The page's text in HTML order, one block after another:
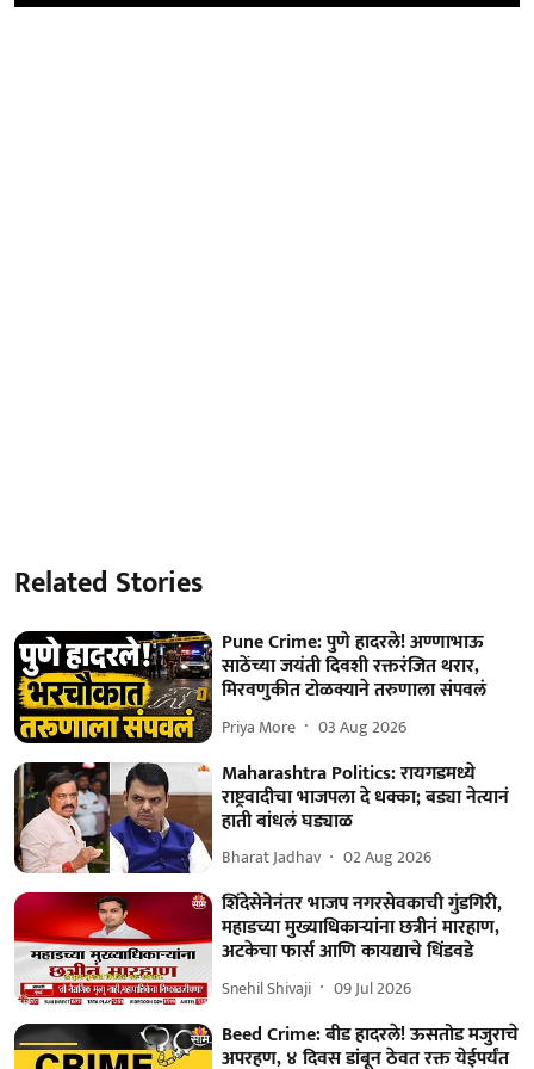
Related Stories
Pune Crime: पुणे हादरले! अण्णाभाऊ
साठेंच्या जयंती दिवशी रक्तरंजित थरार,
मिरवणुकीत टोळक्याने तरुणाला संपवलं
Priya More 03 Aug 2026
Maharashtra Politics: रायगडमध्ये
राष्ट्रवादीचा भाजपला दे धक्का; बड्या नेत्यानं
हाती बांधलं घड्याळ
Bharat Jadhav 02 Aug 2026
शिंदेसेनेनंतर भाजप नगरसेवकाची गुंडगिरी,
महाडच्या मुख्याधिकाऱ्यांना छत्रीनं मारहाण,
अटकेचा फार्स आणि कायद्याचे धिंडवडे
Snehil Shivaji 09 Jul 2026
Beed Crime: बीड हादरले! ऊसतोड मजुराचे
अपरहण, ४ दिवस डांबून ठेवत रक्त येईपर्यंत